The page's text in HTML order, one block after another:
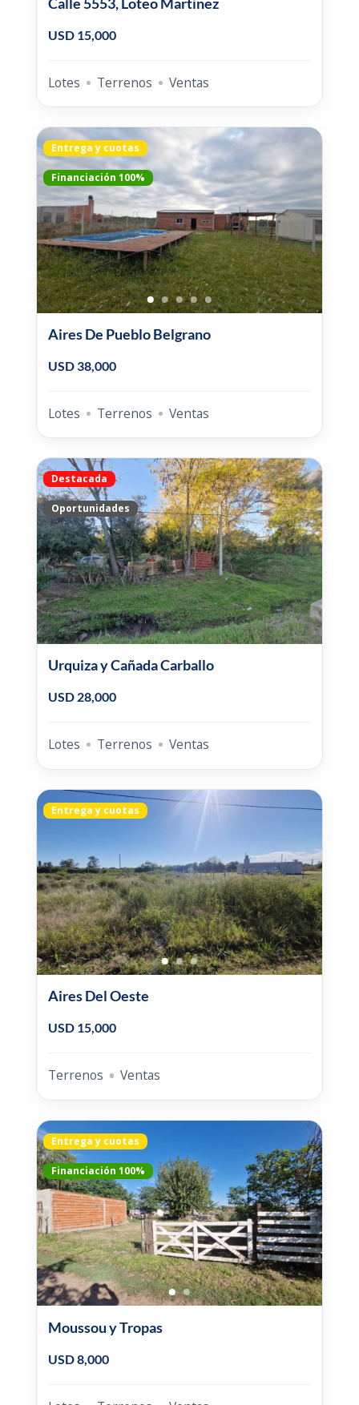
USD 15,000
Lotes Terrenos Ventas
Entrega y cuotas
Financiación 100%
Aires De Pueblo Belgrano
USD 38,000
Lotes Terrenos Ventas
Destacada
Oportunidades
Urquiza y Cañada Carballo
USD 28,000
Lotes Terrenos Ventas
Entrega y cuotas
Aires Del Oeste
USD 15,000
Terrenos Ventas
Entrega y cuotas
Financiación 100%
Moussou y Tropas
USD 8,000